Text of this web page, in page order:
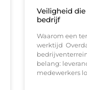
Veiligheid
bedrijf
Waarom een
werktijd
belang:
medewerkers